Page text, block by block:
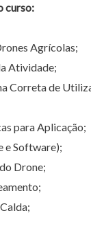
curso:
Agrícolas;
Atividade;
Correta de
para Aplicação;
e Software);
Drone;